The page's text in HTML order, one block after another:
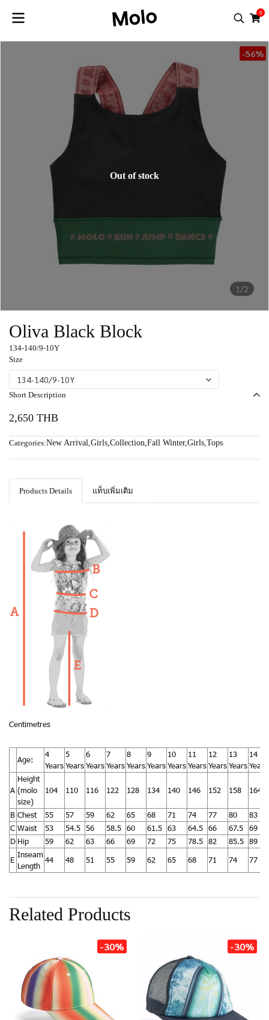
0
1/2
-56%
Out of stock
Oliva Black Block
134-140/9-10Y
Size
134-140/9-10Y
Short Description
2,650 THB
Categories:New Arrival,Girls,Collection,Fall Winter,Girls,Tops
Products Details แท็บเพิ่มเติม
Centimetres
Age:
4
Years
5
Years
6
Years
7
Years
8
Years
9
Years
10
Years
11
Years
12
Years
13
Years
14
Years
A
Height
(molo
size)
104 110 116 122 128 134 140 146 152 158 164
B Chest 55 57 59 62 65 68 71 74 77 80
83
C Waist 53 54.5 56 58.5 60 61.5 63 64.5 66 67.5
69
D Hip 59 62 63 66 69 72 75 78.5 82 85.5 89
E
Inseam
Length
44 48 51 55 59 62 65 68 71 74 77
Related Products
-30% -30%